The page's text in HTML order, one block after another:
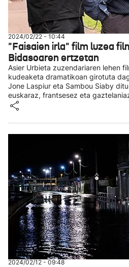
2024/02/22 - 10:44
"Faisaien irla" film luzea
Bidasoaren ertzetan
Asier Urbieta zuzendariaren lehen
kudeaketa dramatikoan girotuta
Jone Laspiur eta Sambou Siaby
euskaraz, frantsesez eta
2024/02/12 - 09:48